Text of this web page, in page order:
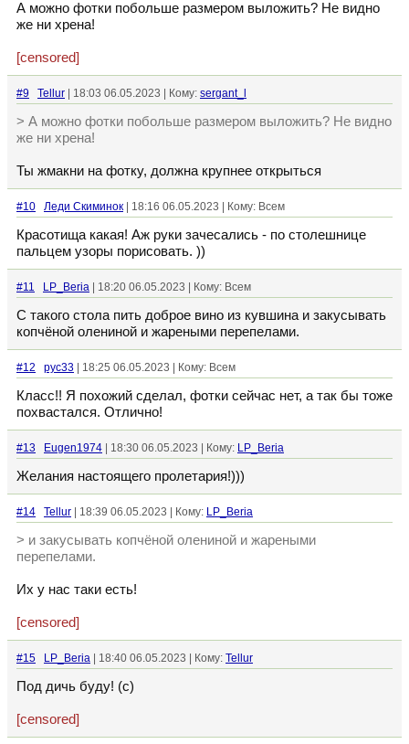
А можно фотки побольше размером выложить? Не видно
же ни хрена!
[censored]
#9 Tellur | 18:03 06.05.2023 | Кому: sergant_l
> А можно фотки побольше размером выложить? Не видно
же ни хрена!
Ты жмакни на фотку, должна крупнее открыться
#10 Леди Скиминок | 18:16 06.05.2023 | Кому: Всем
Красотища какая! Аж руки зачесались - по столешнице
пальцем узоры порисовать. ))
#11 LP_Beria | 18:20 06.05.2023 | Кому: Всем
С такого стола пить доброе вино из кувшина и закусывать
копчёной олениной и жареными перепелами.
#12 рус33 | 18:25 06.05.2023 | Кому: Всем
Класс!! Я похожий сделал, фотки сейчас нет, а так бы тоже
похвастался. Отлично!
#13 Eugen1974 | 18:30 06.05.2023 | Кому: LP_Beria
Желания настоящего пролетария!)))
#14 Tellur | 18:39 06.05.2023 | Кому: LP_Beria
> и закусывать копчёной олениной и жареными
перепелами.
Их у нас таки есть!
[censored]
#15 LP_Beria | 18:40 06.05.2023 | Кому: Tellur
Под дичь буду! (с)
[censored]